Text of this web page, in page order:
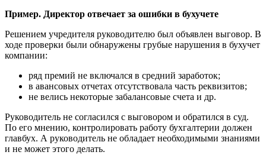
Пример. Директор отвечает за ошибки в бухучете
Решением учредителя руководителю был объявлен выговор. В
ходе проверки были обнаружены грубые нарушения в бухучет
компании:
ряд премий не включался в средний заработок;
в авансовых отчетах отсутствовала часть реквизитов;
не велись некоторые забалансовые счета и др.
Руководитель не согласился с выговором и обратился в суд.
По его мнению, контролировать работу бухгалтерии должен
главбух. А руководитель не обладает необходимыми знаниями
и не может этого делать.